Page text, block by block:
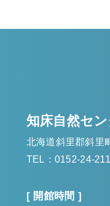
知床自然セ
北海道斜里郡斜里
TEL：0152-24-
[ 開館時間 ]